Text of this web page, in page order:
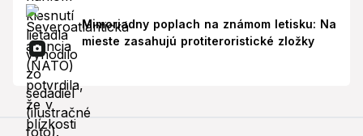
Mimoriadny poplach na známom letisku: Na
mieste zasahujú protiteroristické zložky